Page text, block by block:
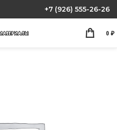
+7 (926) 555-26-26
0 ₽